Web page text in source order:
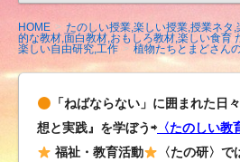
ト
HOME
たのしい授業,楽しい授業,授業ネタ
的な教材,面白教材,おもしろ教材,楽しい食育
楽しい自由研究,工作
植物たちとまどさん
「ねばならない」に囲まれた日
想と実践』を学ぼう⇨ 〈たのしい教
福祉・教育活動
〈たの研〉